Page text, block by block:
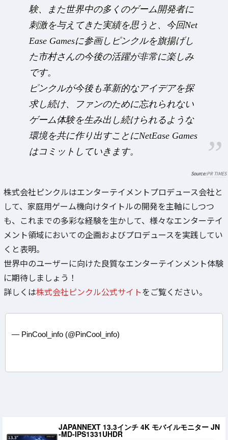
験、また世界中の多くのゲーム開発者に
刺激を与えてきた実績を思うと、今回Net
Ease Gamesに参画しピンクルを旗揚げし
た市村さんの今後の活躍が非常に楽しみ
です。
ピンクルが今後も革新的なアイデアを探
求し続け、ファンのために忘れられない
ゲーム体験を生み出し続けられるような
環境を共に作り出すことにNetEase Games
はコミットしていきます。
PR TIMES
株式会社ピンクルはエンターテイメントプロデュース会社と
して、家庭用ゲーム機向けタイトルの開発を主軸にしつつ
も、これまでの多彩な経験を生かして、様々なエンターテイ
メント領域においての企画およびプロデュースを実践してい
くと表明。
世界中のユーザーに向けた良質なエンターテインメント体験
に期待しましょう！
詳しくは株式会社ピンクル公式サイトをご覧ください。
— PinCool_info (@PinCool_info)
JAPANNEXT 13.3インチ 4K モバイルモニター JN
-MD-IPS1331UHDR